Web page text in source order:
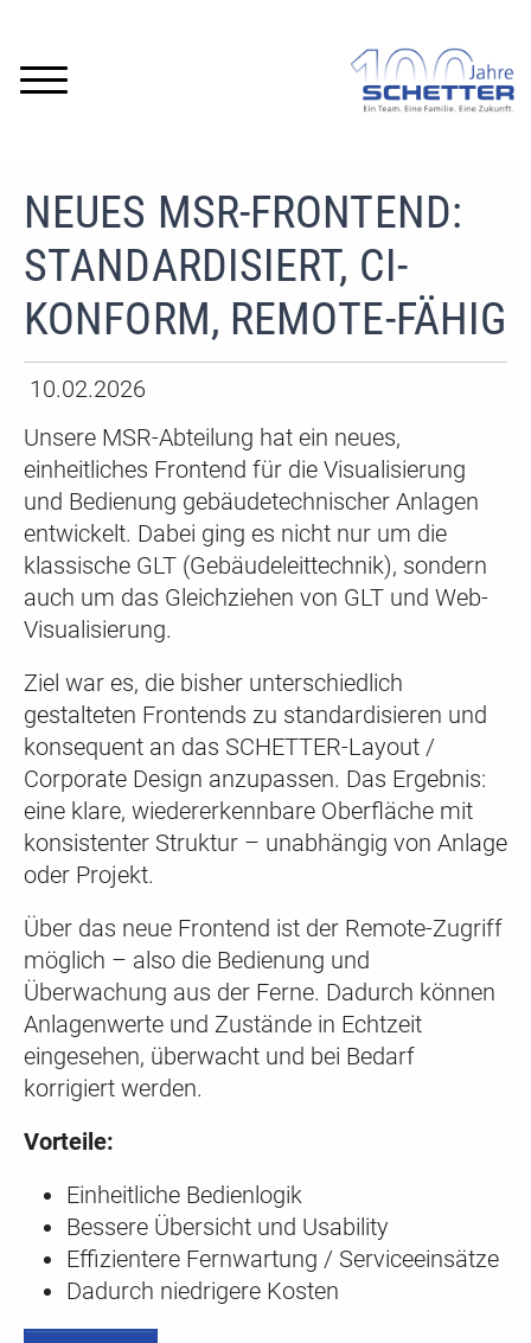
NEUES MSR-FRONTEND:
STANDARDISIERT, CI-
KONFORM, REMOTE-FÄHIG
10.02.2026
Unsere MSR-Abteilung hat ein neues,
einheitliches Frontend für die Visualisierung
und Bedienung gebäudetechnischer Anlagen
entwickelt. Dabei ging es nicht nur um die
klassische GLT (Gebäudeleittechnik), sondern
auch um das Gleichziehen von GLT und Web-
Visualisierung.
Ziel war es, die bisher unterschiedlich
gestalteten Frontends zu standardisieren und
konsequent an das SCHETTER-Layout /
Corporate Design anzupassen. Das Ergebnis:
eine klare, wiedererkennbare Oberfläche mit
konsistenter Struktur – unabhängig von Anlage
oder Projekt.
Über das neue Frontend ist der Remote-Zugriff
möglich – also die Bedienung und
Überwachung aus der Ferne. Dadurch können
Anlagenwerte und Zustände in Echtzeit
eingesehen, überwacht und bei Bedarf
korrigiert werden.
Vorteile:
Einheitliche Bedienlogik
Bessere Übersicht und Usability
Effizientere Fernwartung / Serviceeinsätze
Dadurch niedrigere Kosten